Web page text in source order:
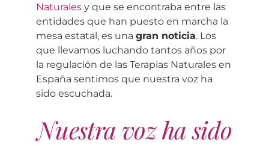
Naturalesy que se encontraba entre las
entidades que han puesto en marcha la
mesa estatal, es una gran noticia. Los
que llevamos luchando tantos años por
la regulación de las Terapias Naturales en
España sentimos que nuestra voz ha
sido escuchada.
Nuestra voz ha sido